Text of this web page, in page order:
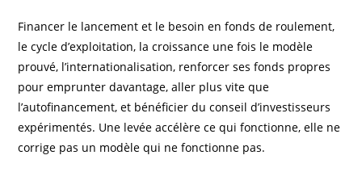
Financer le lancement et le besoin en fonds de roulement,
le cycle d’exploitation, la croissance une fois le modèle
prouvé, l’internationalisation, renforcer ses fonds propres
pour emprunter davantage, aller plus vite que
l’autofinancement, et bénéficier du conseil d’investisseurs
expérimentés. Une levée accélère ce qui fonctionne, elle ne
corrige pas un modèle qui ne fonctionne pas.